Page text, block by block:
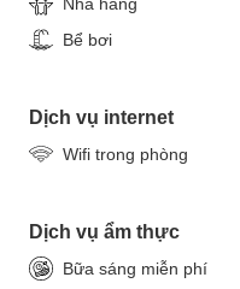
Bể bơi
Dịch vụ internet
Wifi trong phòng
Dịch vụ ẩm thực
Bữa sáng miễn phí